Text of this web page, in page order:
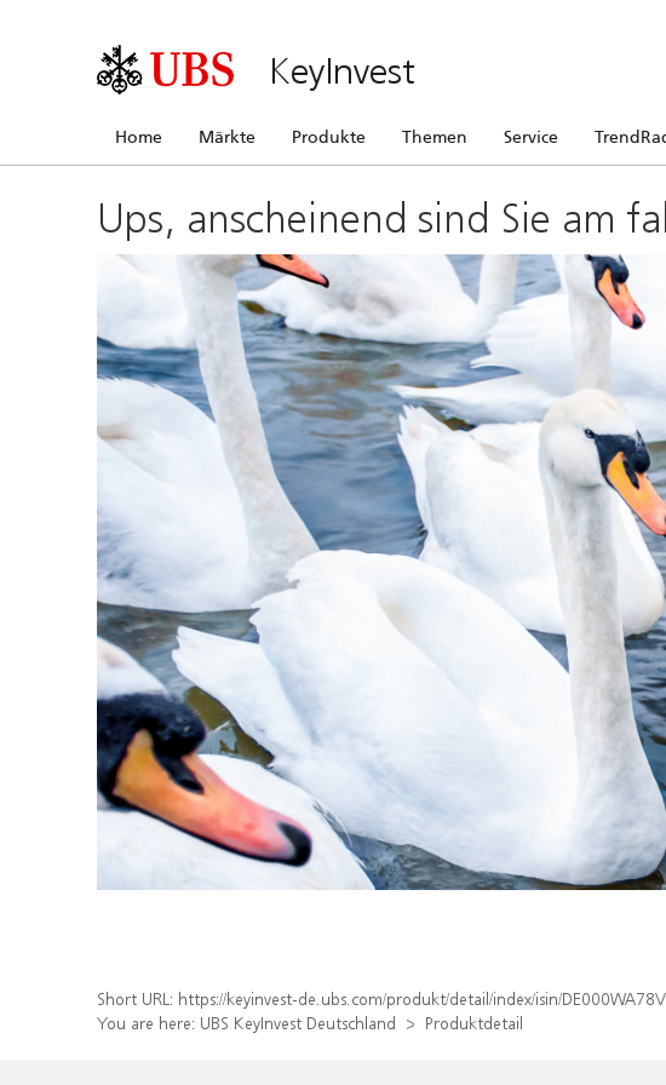
KeyInvest
Home Märkte Produkte Themen Service
Ups, anscheinend sind Sie am
Short URL: https://keyinvest-de.ubs.com/produkt/detail/index/isin/
You are here: UBS KeyInvest Deutschland Produktdetail